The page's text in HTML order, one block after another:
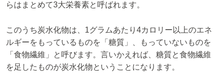
らはまとめて3大栄養素と呼ばれます。
このうち炭水化物は、1グラムあたり4カロリー以上のエネ
ルギーをもっているものを「糖質」、もっていないものを
「食物繊維」と呼びます。言いかえれば、糖質と食物繊維
を足したものが炭水化物ということになります。